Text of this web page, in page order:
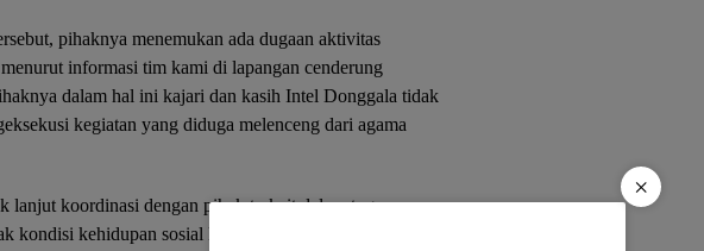
pihaknya menemukan ada dugaan aktivitas
informasi tim kami di lapangan cenderung
dalam hal ini kajari dan kasih Intel Donggala tidak
kegiatan yang diduga melenceng dari agama
lanjut koordinasi dengan pihak terkait dalam tugasnya,
kondisi kehidupan sosial kemasyarakatan alias pro dan
×